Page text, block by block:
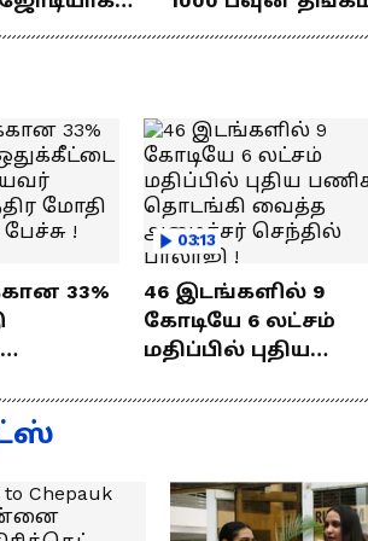
வந்த
ரொக்கம்
33%
03:13
46 இடங்களில் 9
கோடியே 6 லட்சம்
மதிப்பில் புதிய
வைத்த அமைச்சர்